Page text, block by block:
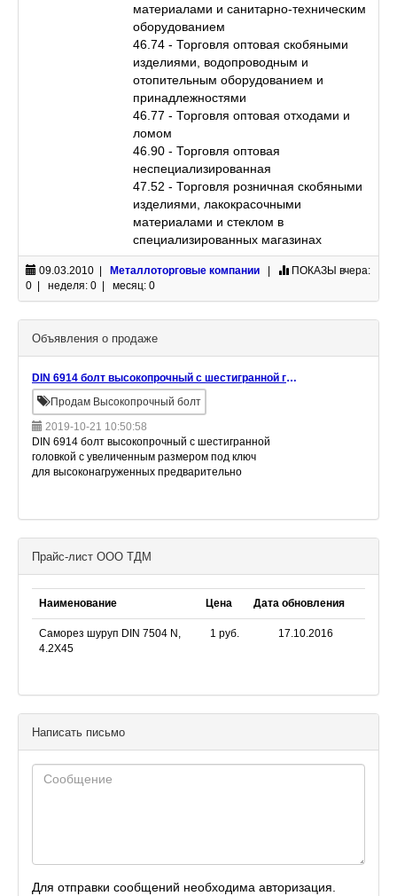
материалами и санитарно-техническим
оборудованием
46.74 - Торговля оптовая скобяными
изделиями, водопроводным и
отопительным оборудованием и
принадлежностями
46.77 - Торговля оптовая отходами и
ломом
46.90 - Торговля оптовая
неспециализированная
47.52 - Торговля розничная скобяными
изделиями, лакокрасочными
материалами и стеклом в
специализированных магазинах
09.03.2010 | Металлоторговые компании ПОКАЗЫ вчера:
0 | неделя: 0 | месяц: 0
Объявления о продаже
DIN 6914 болт высокопрочный с шестигранной головкой
Продам Высокопрочный болт
2019-10-21 10:50:58
DIN 6914 болт высокопрочный с шестигранной
головкой с увеличенным размером под ключ
для высоконагруженных предварительно
Прайс-лист ООО ТДМ
Наименование Цена Дата обновления
Саморез шуруп DIN 7504 N,
4.2X45
1 руб. 17.10.2016
Написать письмо
Для отправки сообщений необходима авторизация.